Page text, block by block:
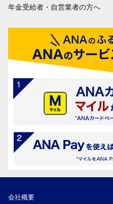
年金受給者・自営業者の方へ
会社概要